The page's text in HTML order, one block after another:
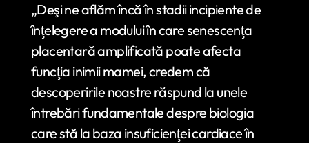
„Deşi ne aflăm încă în stadii incipiente de
înţelegere a modului în care senescenţa
placentară amplificată poate afecta
funcţia inimii mamei, credem că
descoperirile noastre răspund la unele
întrebări fundamentale despre biologia
care stă la baza insuficienţei cardiace în